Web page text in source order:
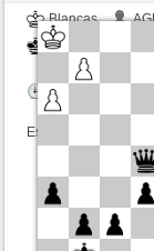
Blancas
Negras
Tiempo: 7
Esta partida es por